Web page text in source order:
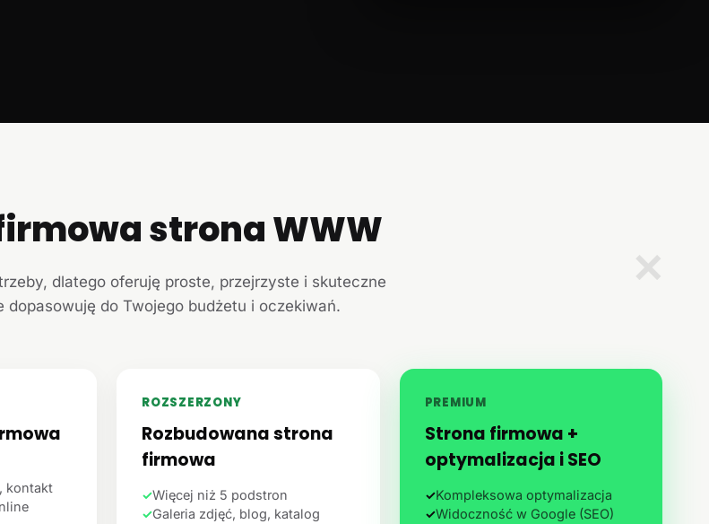
✕
strona WWW
dlatego oferuję proste, przejrzyste i skuteczne
dopasowuję do Twojego budżetu i oczekiwań.
kontakt
ROZSZERZONY
Rozbudowana strona
firmowa
✓Więcej niż 5 podstron
✓Galeria zdjęć, blog, katalog
PREMIUM
Strona firmowa +
optymalizacja i SEO
✓Kompleksowa optymalizacja
✓Widoczność w Google (SEO)